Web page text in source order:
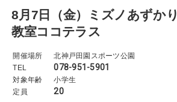
8月7日（金）ミズノあずかり
教室ココテラス
開催場所
北神戸田園スポーツ公園
TEL
078-951-5901
対象年齢
小学生
定員
20